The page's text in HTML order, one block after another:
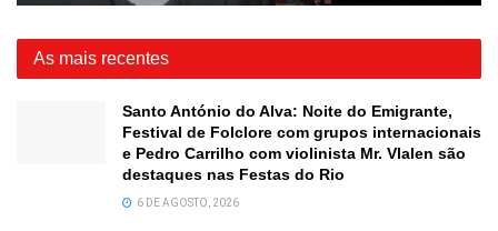
As mais recentes
Santo António do Alva: Noite do Emigrante,
Festival de Folclore com grupos internacionais
e Pedro Carrilho com violinista Mr. Vlalen são
destaques nas Festas do Rio
6 DE AGOSTO, 2026